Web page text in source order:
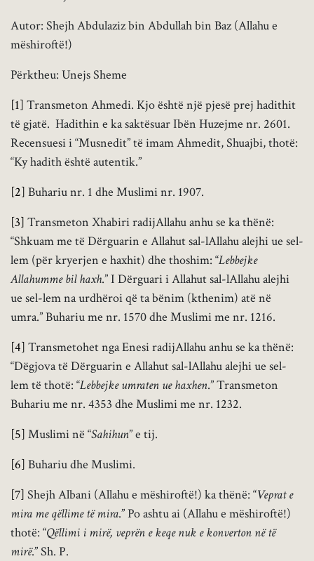
Autor: Shejh Abdulaziz bin Abdullah bin Baz (Allahu e
mëshiroftë!)
Përktheu: Unejs Sheme
[1] Transmeton Ahmedi. Kjo është një pjesë prej hadithit
të gjatë. Hadithin e ka saktësuar Ibën Huzejme nr. 2601.
Recensuesi i “Musnedit” të imam Ahmedit, Shuajbi, thotë:
“Ky hadith është autentik.”
[2] Buhariu nr. 1 dhe Muslimi nr. 1907.
[3] Transmeton Xhabiri radijAllahu anhu se ka thënë:
“Shkuam me të Dërguarin e Allahut sal-lAllahu alejhi ue sel-
lem (për kryerjen e haxhit) dhe thoshim: “Lebbejke
Allahumme bil haxh.” I Dërguari i Allahut sal-lAllahu alejhi
ue sel-lem na urdhëroi që ta bënim (kthenim) atë në
umra.” Buhariu me nr. 1570 dhe Muslimi me nr. 1216.
[4] Transmetohet nga Enesi radijAllahu anhu se ka thënë:
“Dëgjova të Dërguarin e Allahut sal-lAllahu alejhi ue sel-
lem të thotë: “Lebbejke umraten ue haxhen.” Transmeton
Buhariu me nr. 4353 dhe Muslimi me nr. 1232.
[5] Muslimi në “Sahihun” e tij.
[6] Buhariu dhe Muslimi.
[7] Shejh Albani (Allahu e mëshiroftë!) ka thënë: “Veprat e
mira me qëllime të mira.” Po ashtu ai (Allahu e mëshiroftë!)
thotë: “Qëllimi i mirë, veprën e keqe nuk e konverton në të
mirë.” Sh. P.